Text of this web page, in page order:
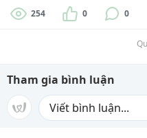
254 0 0
Tham gia bình luận